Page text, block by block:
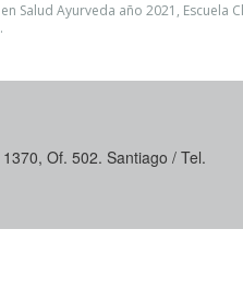
Salud Ayurveda año 2021, Escuela
Of. 502. Santiago / Tel.